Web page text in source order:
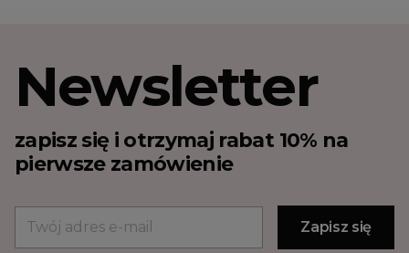
Newsletter
zapisz się i otrzymaj rabat 10% na
pierwsze zamówienie